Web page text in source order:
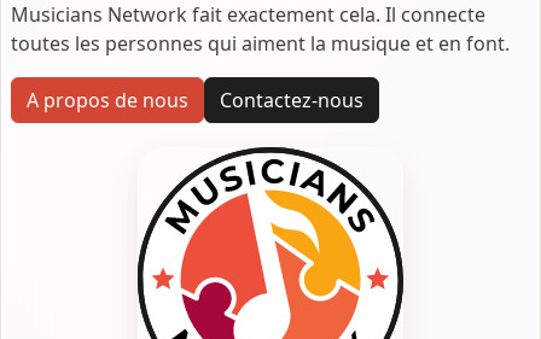
Musicians Network fait exactement cela. Il connecte
toutes les personnes qui aiment la musique et en font.
A propos de nous Contactez-nous